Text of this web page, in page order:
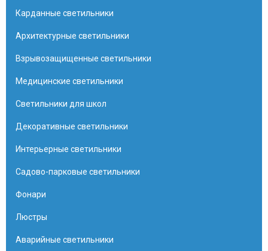
Карданные светильники
Архитектурные светильники
Взрывозащищенные светильники
Медицинские светильники
Светильники для школ
Декоративные светильники
Интерьерные светильники
Садово-парковые светильники
Фонари
Люстры
Аварийные светильники